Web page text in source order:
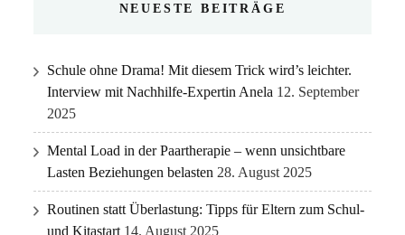
NEUESTE BEITRÄGE
Schule ohne Drama! Mit diesem Trick wird’s leichter.
Interview mit Nachhilfe-Expertin Anela 12. September
2025
Mental Load in der Paartherapie – wenn unsichtbare
Lasten Beziehungen belasten 28. August 2025
Routinen statt Überlastung: Tipps für Eltern zum Schul-
und Kitastart 14. August 2025